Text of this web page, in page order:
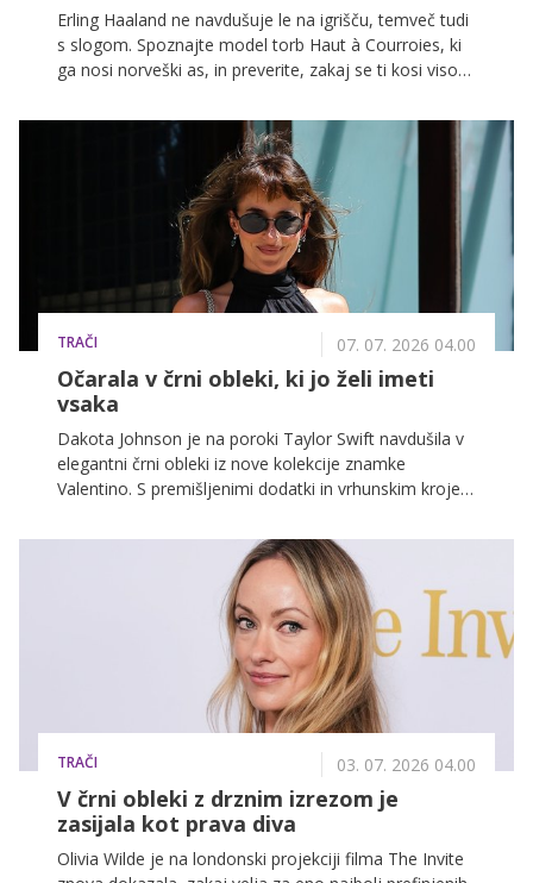
Erling Haaland ne navdušuje le na igrišču, temveč tudi
s slogom. Spoznajte model torb Haut à Courroies, ki
ga nosi norveški as, in preverite, zakaj se ti kosi visoke
med vrhunskimi nogometaši.
TRAČI 07. 07. 2026 04.00
Očarala v črni obleki, ki jo želi imeti
vsaka
Dakota Johnson je na poroki Taylor Swift navdušila v
elegantni črni obleki iz nove kolekcije znamke
Valentino. S premišljenimi dodatki in vrhunskim krojem
popolna izbira za vsako priložnost.
TRAČI 03. 07. 2026 04.00
V črni obleki z drznim izrezom je
zasijala kot prava diva
Olivia Wilde je na londonski projekciji filma The Invite